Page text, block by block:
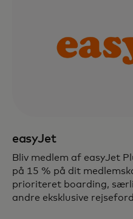
easyJet
Bliv medlem af easyJet
på 15 % på dit
prioriteret boarding,
andre eksklusive